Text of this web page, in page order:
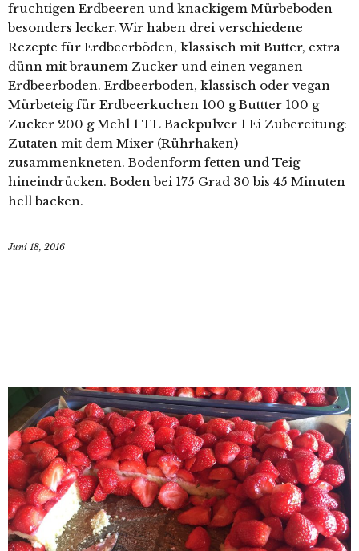
fruchtigen Erdbeeren und knackigem Mürbeboden
besonders lecker. Wir haben drei verschiedene
Rezepte für Erdbeerböden, klassisch mit Butter, extra
dünn mit braunem Zucker und einen veganen
Erdbeerboden. Erdbeerboden, klassisch oder vegan
Mürbeteig für Erdbeerkuchen 100 g Buttter 100 g
Zucker 200 g Mehl 1 TL Backpulver 1 Ei Zubereitung:
Zutaten mit dem Mixer (Rührhaken)
zusammenkneten. Bodenform fetten und Teig
hineindrücken. Boden bei 175 Grad 30 bis 45 Minuten
hell backen.
Juni 18, 2016